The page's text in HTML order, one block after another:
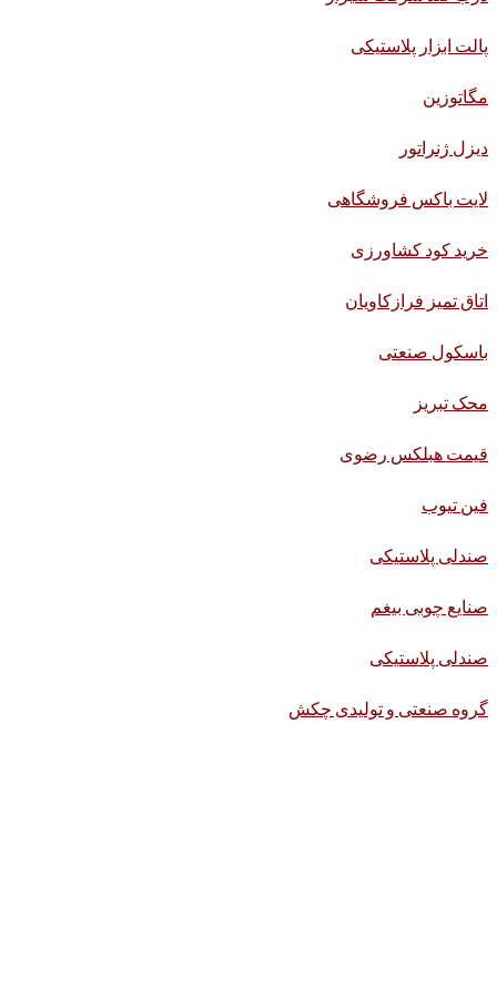
پالت ابزار پلاستیکی
مگاتوزین
دیزل ژنراتور
لایت باکس فروشگاهی
خرید کود کشاورزی
اتاق تمیز فرازکاویان
باسکول صنعتی
محک تبریز
قیمت هبلکس رضوی
فین تیوب
صندلی پلاستیکی
صنایع چوبی بیغم
صندلی پلاستیکی
گروه صنعتی و تولیدی چکش